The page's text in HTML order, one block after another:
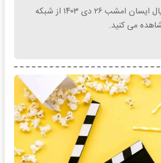
ساعت پخش و تکرار سریال ایسان امشب ۲۶ دی ۱۴۰۳ از شبکه
می کنید.